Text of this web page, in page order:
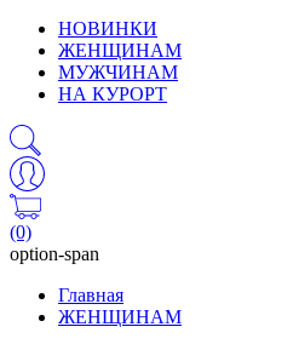
НОВИНКИ
ЖЕНЩИНАМ
МУЖЧИНАМ
НА КУРОРТ
(0)
option-span
Главная
ЖЕНЩИНАМ